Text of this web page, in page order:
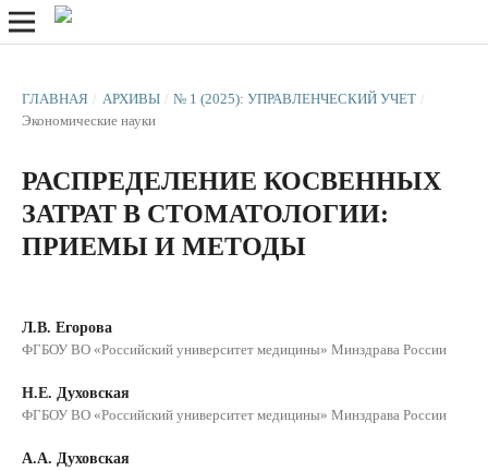
ГЛАВНАЯ / АРХИВЫ / № 1 (2025): УПРАВЛЕНЧЕСКИЙ УЧЕТ /
Экономические науки
РАСПРЕДЕЛЕНИЕ КОСВЕННЫХ
ЗАТРАТ В СТОМАТОЛОГИИ:
ПРИЕМЫ И МЕТОДЫ
Л.В. Егорова
ФГБОУ ВО «Российский университет медицины» Минздрава России
Н.Е. Духовская
ФГБОУ ВО «Российский университет медицины» Минздрава России
А.А. Духовская